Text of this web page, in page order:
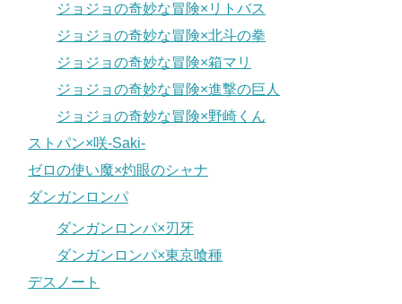
ジョジョの奇妙な冒険×リトバス
ジョジョの奇妙な冒険×北斗の拳
ジョジョの奇妙な冒険×箱マリ
ジョジョの奇妙な冒険×進撃の巨人
ジョジョの奇妙な冒険×野崎くん
ストパン×咲-Saki-
ゼロの使い魔×灼眼のシャナ
ダンガンロンパ
ダンガンロンパ×刃牙
ダンガンロンパ×東京喰種
デスノート